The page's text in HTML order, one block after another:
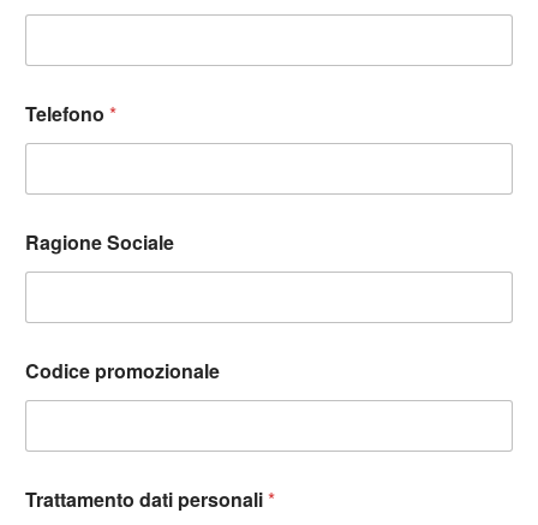
Telefono *
Ragione Sociale
Codice promozionale
Trattamento dati personali*